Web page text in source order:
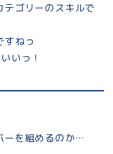
テゴリーのスキルで
すねっ
いっ！
ーを組めるのか…